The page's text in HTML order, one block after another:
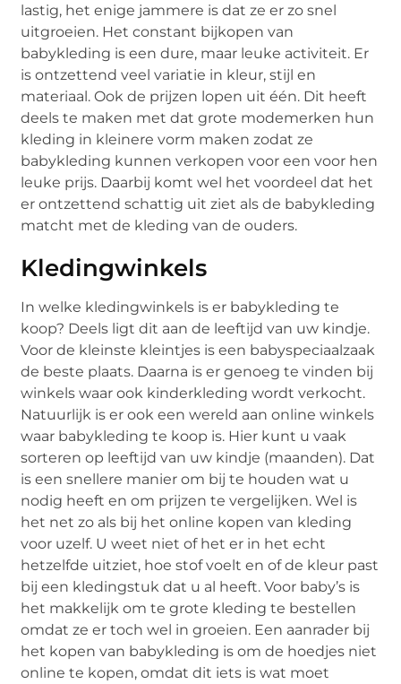
lastig, het enige jammere is dat ze er zo snel
uitgroeien. Het constant bijkopen van
babykleding is een dure, maar leuke activiteit. Er
is ontzettend veel variatie in kleur, stijl en
materiaal. Ook de prijzen lopen uit één. Dit heeft
deels te maken met dat grote modemerken hun
kleding in kleinere vorm maken zodat ze
babykleding kunnen verkopen voor een voor hen
leuke prijs. Daarbij komt wel het voordeel dat het
er ontzettend schattig uit ziet als de babykleding
matcht met de kleding van de ouders.
Kledingwinkels
In welke kledingwinkels is er babykleding te
koop? Deels ligt dit aan de leeftijd van uw kindje.
Voor de kleinste kleintjes is een babyspeciaalzaak
de beste plaats. Daarna is er genoeg te vinden bij
winkels waar ook kinderkleding wordt verkocht.
Natuurlijk is er ook een wereld aan online winkels
waar babykleding te koop is. Hier kunt u vaak
sorteren op leeftijd van uw kindje (maanden). Dat
is een snellere manier om bij te houden wat u
nodig heeft en om prijzen te vergelijken. Wel is
het net zo als bij het online kopen van kleding
voor uzelf. U weet niet of het er in het echt
hetzelfde uitziet, hoe stof voelt en of de kleur past
bij een kledingstuk dat u al heeft. Voor baby’s is
het makkelijk om te grote kleding te bestellen
omdat ze er toch wel in groeien. Een aanrader bij
het kopen van babykleding is om de hoedjes niet
online te kopen, omdat dit iets is wat moet